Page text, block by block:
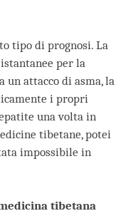
tipo di prognosi. La
per la
un attacco di asma, la
i propri
una volta in
tibetane, potei
impossibile in
tibetana